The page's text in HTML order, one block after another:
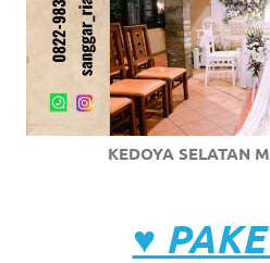
KEDOYA SELATAN
♥